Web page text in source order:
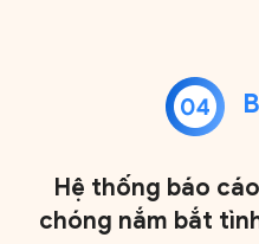
Hệ thống báo
chóng nắm bắt